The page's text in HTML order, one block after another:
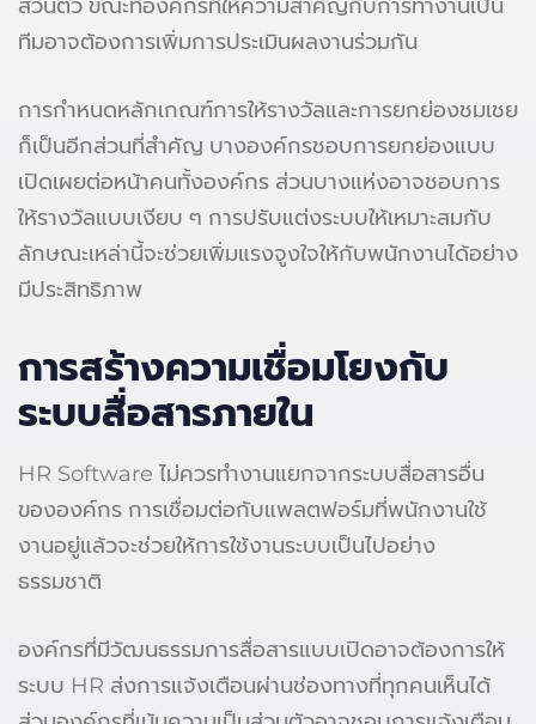
ส่วนตัว ขณะที่องค์กรที่ให้ความสำคัญกับการทำงานเป็น
ทีมอาจต้องการเพิ่มการประเมินผลงานร่วมกัน
การกำหนดหลักเกณฑ์การให้รางวัลและการยกย่องชมเชย
ก็เป็นอีกส่วนที่สำคัญ บางองค์กรชอบการยกย่องแบบ
เปิดเผยต่อหน้าคนทั้งองค์กร ส่วนบางแห่งอาจชอบการ
ให้รางวัลแบบเงียบ ๆ การปรับแต่งระบบให้เหมาะสมกับ
ลักษณะเหล่านี้จะช่วยเพิ่มแรงจูงใจให้กับพนักงานได้อย่าง
มีประสิทธิภาพ
การสร้างความเชื่อมโยงกับ
ระบบสื่อสารภายใน
HR Software ไม่ควรทำงานแยกจากระบบสื่อสารอื่น
ขององค์กร การเชื่อมต่อกับแพลตฟอร์มที่พนักงานใช้
งานอยู่แล้วจะช่วยให้การใช้งานระบบเป็นไปอย่าง
ธรรมชาติ
องค์กรที่มีวัฒนธรรมการสื่อสารแบบเปิดอาจต้องการให้
ระบบ HR ส่งการแจ้งเตือนผ่านช่องทางที่ทุกคนเห็นได้